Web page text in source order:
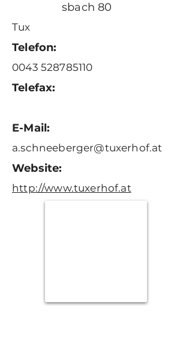
sbach 80
Tux
Telefon:
0043 528785110
Telefax:
E-Mail:
a.schneeberger@tuxerhof.at
Website:
http://www.tuxerhof.at